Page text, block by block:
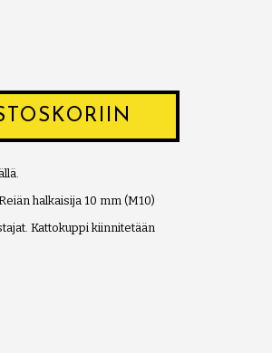
halkaisija 10 mm (M10)
Kattokuppi kiinnitetään